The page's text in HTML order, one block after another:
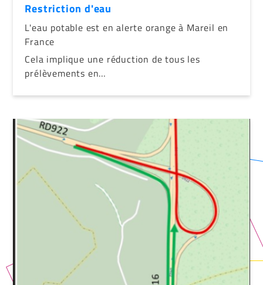
Restriction d'eau
L'eau potable est en alerte orange à Mareil en
France
Cela implique une réduction de tous les
prélèvements en…